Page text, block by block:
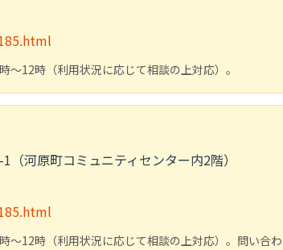
12時（利用状況に応じて相談の上対応）。
河原町コミュニティセンター内2階）
～12時（利用状況に応じて相談の上対応）。問い合わ